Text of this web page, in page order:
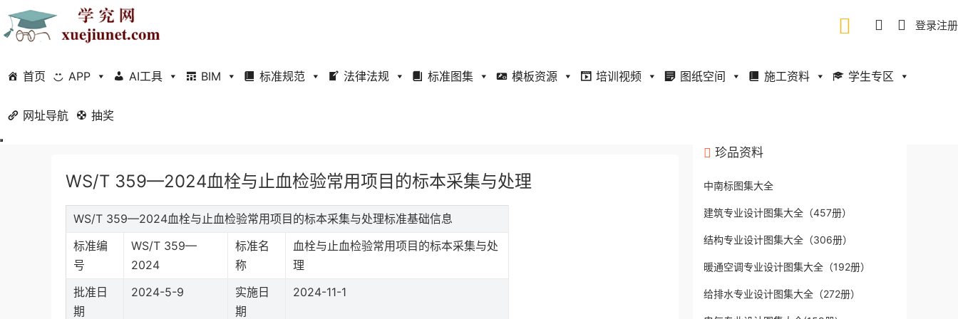
登录注册
首页 APP AI工具 BIM 标准规范 法律法规 标准图集 模板资源 培训视频 图纸空间 施工资料 学生专区
网址导航 抽奖
当前位置：首页
WS/T 359—2024血栓与止血检验常用项目的标本采集与处理
WS/T 359—2024血栓与止血检验常用项目的标本采集与处理标准基础信息
标准编
号
WS/T 359—
2024
标准名
称
血栓与止血检验常用项目的标本采集与处
理
批准日
期
2024-5-9
实施日
期
2024-11-1
珍品资料
中南标图集大全
建筑专业设计图集大全（457册）
结构专业设计图集大全（306册）
暖通空调专业设计图集大全（192册）
给排水专业设计图集大全（272册）